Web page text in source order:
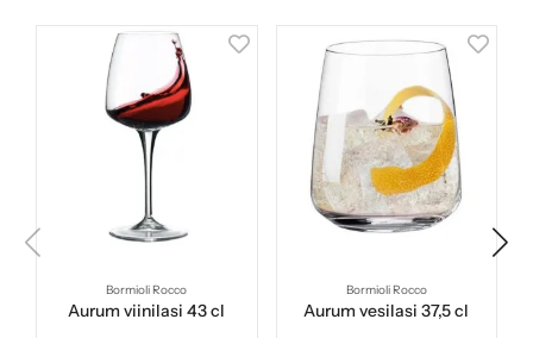
Bormioli Rocco
Aurum viinilasi 43 cl
Bormioli Rocco
Aurum vesilasi 37,5 cl